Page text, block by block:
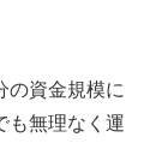
の資金規模に
も無理なく運